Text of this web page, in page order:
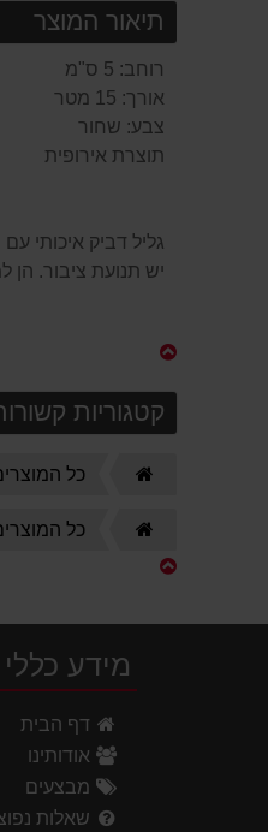
תיאור המוצר
רוחב: 5 ס"מ
אורך: 15 מטר
צבע: שחור
תוצרת אירופית
גליל דביק איכותי
יש תנועת ציבור. הן
קטגוריות
כל
כל
מידע כללי
דף הבית
אודותינו
מבצעים
שאלות